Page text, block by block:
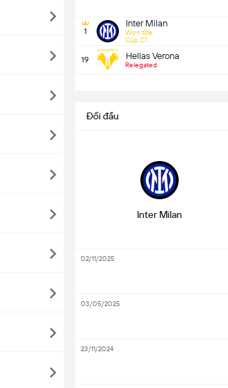
1
Inter Milan
Won title
Cúp C1
19 Hellas Verona
Relegated
Đối đầu
Inter Milan
02/11/2025
03/05/2025
23/11/2024